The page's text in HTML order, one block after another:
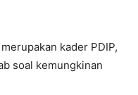
kader PDIP,
soal kemungkinan